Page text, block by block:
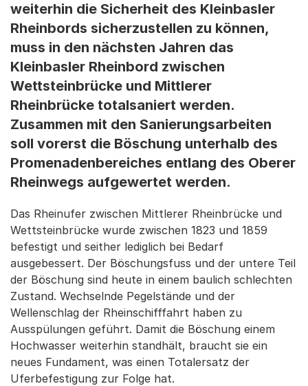
weiterhin die Sicherheit des Kleinbasler
Rheinbords sicherzustellen zu können,
muss in den nächsten Jahren das
Kleinbasler Rheinbord zwischen
Wettsteinbrücke und Mittlerer
Rheinbrücke totalsaniert werden.
Zusammen mit den Sanierungsarbeiten
soll vorerst die Böschung unterhalb des
Promenadenbereiches entlang des Oberer
Rheinwegs aufgewertet werden.
Das Rheinufer zwischen Mittlerer Rheinbrücke und
Wettsteinbrücke wurde zwischen 1823 und 1859
befestigt und seither lediglich bei Bedarf
ausgebessert. Der Böschungsfuss und der untere Teil
der Böschung sind heute in einem baulich schlechten
Zustand. Wechselnde Pegelstände und der
Wellenschlag der Rheinschifffahrt haben zu
Ausspülungen geführt. Damit die Böschung einem
Hochwasser weiterhin standhält, braucht sie ein
neues Fundament, was einen Totalersatz der
Uferbefestigung zur Folge hat.